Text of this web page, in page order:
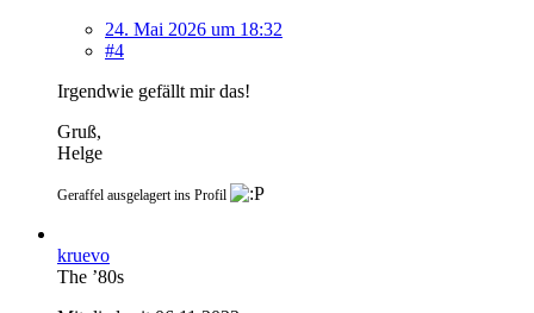
24. Mai 2026 um 18:32
#4
Irgendwie gefällt mir das!
Gruß,
Helge
Geraffel ausgelagert ins Profil
kruevo
The ’80s